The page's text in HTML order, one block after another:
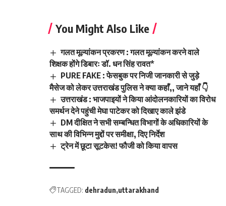
You Might Also Like
गलत मूल्यांकन प्रकरण : गलत मूल्यांकन करने वाले
शिक्षक होंगे डिबारः डॉ. धन सिंह रावत*
PURE FAKE : फेसबुक पर निजी जानकारी से जुड़े
मैसेज को लेकर उत्तराखंड पुलिस ने क्या कहाँ,, जाने यहाँ 👇
उत्तराखंड : भाजपाइयों ने किया आंदोलनकारियों का विरोध
समर्थन देने पहुंची मेघा पाटेकर को दिखाए काले झंडे
DM दीक्षित ने सभी सम्बन्धित विभागों के अधिकारियों के
साथ की विभिन्न मुद्दों पर समीक्षा, दिए निर्देश
ट्रेन में छूटा सूटकेस! फौजी को किया वापस
TAGGED: dehradun uttarakhand